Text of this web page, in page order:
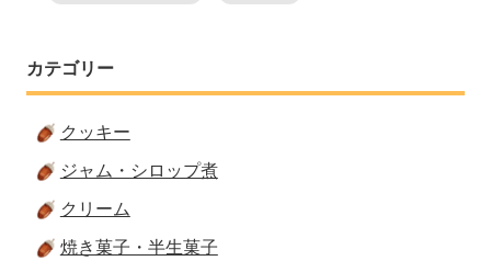
カテゴリー
クッキー
ジャム・シロップ煮
クリーム
焼き菓子・半生菓子